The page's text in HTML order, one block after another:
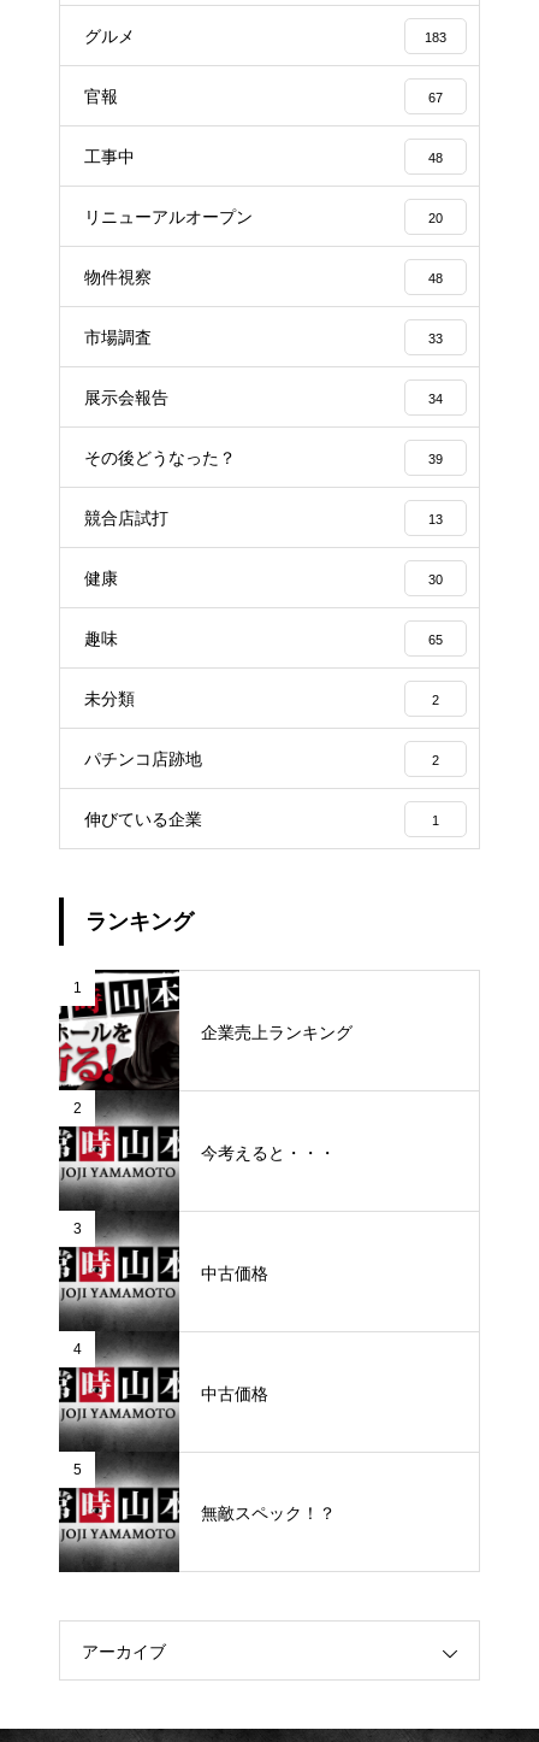
グルメ 183
官報 67
工事中 48
リニューアルオープン 20
物件視察 48
市場調査 33
展示会報告 34
その後どうなった？ 39
競合店試打 13
健康 30
趣味 65
未分類 2
パチンコ店跡地 2
伸びている企業 1
ランキング
1
企業売上ランキング
2
今考えると・・・
3
中古価格
4
中古価格
5
無敵スペック！？
アーカイブ